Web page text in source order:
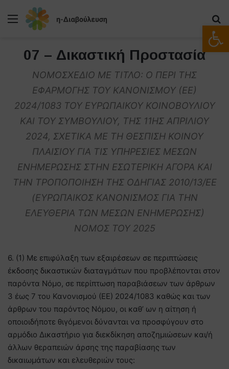
Μενού
07 – Δικαστική Προστασία
ΝΟΜΟΣΧΕΔΙΟ ΜΕ ΤΙΤΛΟ: Ο ΠΕΡΙ ΤΗΣ
ΕΦΑΡΜΟΓΗΣ ΤΟΥ ΚΑΝΟΝΙΣΜΟΥ (ΕΕ)
2024/1083 ΤΟΥ ΕΥΡΩΠΑΙΚΟΥ ΚΟΙΝΟΒΟΥΛΙΟΥ
ΚΑΙ ΤΟΥ ΣΥΜΒΟΥΛΙΟΥ, ΤΗΣ 11ΗΣ ΑΠΡΙΛΙΟΥ
2024, ΣΧΕΤΙΚΑ ΜΕ ΤΗ ΘΕΣΠΙΣΗ ΚΟΙΝΟΥ
ΠΛΑΙΣΙΟΥ ΓΙΑ ΤΙΣ ΥΠΗΡΕΣΙΕΣ ΜΕΣΩΝ
ΕΝΗΜΕΡΩΣΗΣ ΣΤΗΝ ΕΣΩΤΕΡΙΚΗ ΑΓΟΡΑ ΚΑΙ
ΤΗΝ ΤΡΟΠΟΠΟΙΗΣΗ ΤΗΣ ΟΔΗΓΙΑΣ 2010/13/ΕΕ
(ΕΥΡΩΠΑΙΚΟΣ ΚΑΝΟΝΙΣΜΟΣ ΓΙΑ ΤΗΝ
ΕΛΕΥΘΕΡΙΑ ΤΩΝ ΜΕΣΩΝ ΕΝΗΜΕΡΩΣΗΣ)
ΝΟΜΟΣ ΤΟΥ 2025
6. (1) Με επιφύλαξη των εξαιρέσεων σε περιπτώσεις
έκδοσης δικαστικών διαταγμάτων που προβλέπονται στον
παρόντα Νόμο, σε περίπτωση παραβιάσεων των άρθρων
3 έως 7 του Κανονισμού (ΕΕ) 2024/1083 καθώς και των
άρθρων του παρόντος Νόμου, οι καθ’ ων η αίτηση ή
οποιοιδήποτε θιγόμενοι δύνανται να προσφύγουν στο
αρμόδιο Δικαστήριο για διεκδίκηση αποζημιώσεων και/ή
άλλων θεραπειών άρσης της παραβίασης των
δικαιωμάτων και ελευθεριών τους: